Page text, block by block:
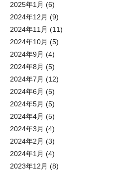
2025年1月 (6)
2024年12月 (9)
2024年11月 (11)
2024年10月 (5)
2024年9月 (4)
2024年8月 (5)
2024年7月 (12)
2024年6月 (5)
2024年5月 (5)
2024年4月 (5)
2024年3月 (4)
2024年2月 (3)
2024年1月 (4)
2023年12月 (8)